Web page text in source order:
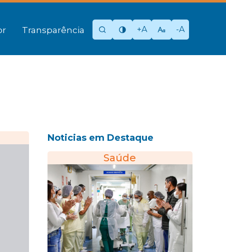
Transparência +A -A
Noticias em Destaque
Saúde